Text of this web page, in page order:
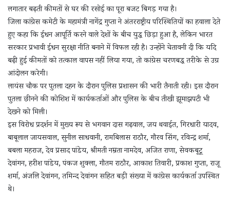
लगातार बढ़ती कीमतों से घर की रसोई का पूरा बजट बिगड़ गया है।
जिला कांग्रेस कमेटी के महामंत्री नागेंद्र गुप्ता ने अंतरराष्ट्रीय परिस्थितियों का हवाला देते
हुए कहा कि ईंधन आपूर्ति करने वाले देशों के बीच युद्ध छिड़ा हुआ है, लेकिन भारत
सरकार प्रभावी ईंधन सुरक्षा नीति बनाने में विफल रही है। उन्होंने चेतावनी दी कि यदि
बढ़ी हुई कीमतों को तत्काल वापस नहीं लिया गया, तो कांग्रेस चरणबद्ध तरीके से उग्र
आंदोलन करेगी।
लायंस चौक पर पुतला दहन के दौरान पुलिस प्रशासन की भारी तैनाती रही। इस दौरान
पुतला छीनने की कोशिश में कार्यकर्ताओं और पुलिस के बीच तीखी झूमाझपटी भी
देखने को मिली।
इस विरोध प्रदर्शन में मुख्य रूप से भगवान दास गढ़वाल, जय थवाईत, गिरधारी यादव,
बाबूलाल जायसवाल, सुनील साधवानी, रामबिलास राठौर, गौरव सिंग, रविन्द्र शर्मा,
बबला महराज, देव प्रसाद पांडेय, श्रीमती नम्रता नामदेव, अजित राणा, सेवकबूटू
देवांगन, हरीश पांडेय, पंकज शुक्ला, गौतम राठौर, आकाश तिवारी, प्रकाश गुप्ता, राजू
शर्मा, अंजलि देवांगन, तमिन्द देवांगन सहित बड़ी संख्या में कांग्रेस कार्यकर्ता उपस्थित
थे।